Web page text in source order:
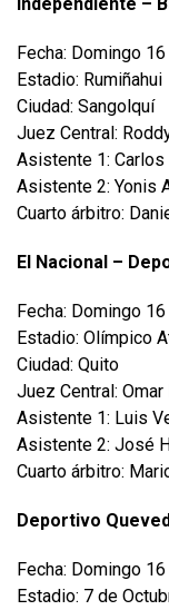
Fecha: Domingo
Estadio: Rumiñahui
Ciudad: Sangolquí
Juez Central:
Asistente 1: Carlos
Asistente 2: Yonis
Cuarto árbitro:
El Nacional –
Fecha: Domingo
Estadio: Olímpico
Ciudad: Quito
Juez Central:
Asistente 1: Luis
Asistente 2: José
Cuarto árbitro:
Deportivo
Fecha: Domingo
Estadio: 7 de